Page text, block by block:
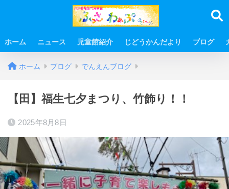
ホーム ニュース 児童館紹介 じどうかんだより ブログ
ホーム ブログ でんえんブログ
【田】福生七夕まつり、竹飾り！！
2025年8月8日